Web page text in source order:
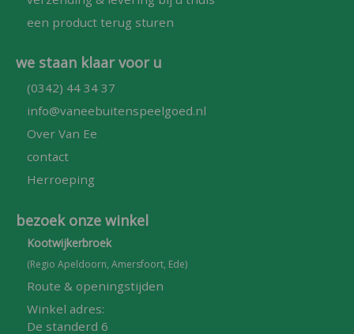
een product terug sturen
we staan klaar voor u
(0342) 44 34 37
info@vaneebuitenspeelgoed.nl
Over Van Ee
contact
Herroeping
bezoek onze winkel
Kootwijkerbroek
(Regio Apeldoorn, Amersfoort, Ede)
Route & openingstijden
Winkel adres:
De standerd 6